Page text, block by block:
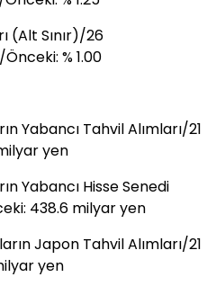
(Alt Sınır)/26
% 1.00
Yabancı Tahvil Alımları/21
yen
Yabancı Hisse Senedi
438.6 milyar yen
Japon Tahvil Alımları/21
yen